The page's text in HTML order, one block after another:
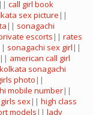
|| call girl book
sex picture ||
|| sonagachi
escorts || rates
sonagachi sex girl ||
|| american call girl
kolkata sonagachi
photo ||
mobile number||
sex|| high class
models || lady